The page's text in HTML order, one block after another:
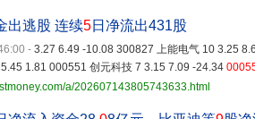
出逃股 连续5日净流出431股
- 3.27 6.49 -10.08 300827 上能电气 10 3.25
1.81 000551 创元科技 7 3.15 7.09 -24.34
a/202607143805743633.html